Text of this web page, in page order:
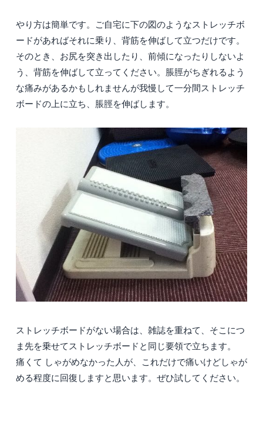
やり方は簡単です。ご自宅に下の図のようなストレッチボ
ードがあればそれに乗り、背筋を伸ばして立つだけです。
そのとき、お尻を突き出したり、前傾になったりしないよ
う、背筋を伸ばして立ってください。脹脛がちぎれるよう
な痛みがあるかもしれませんが我慢して一分間ストレッチ
ボードの上に立ち、脹脛を伸ばします。
ストレッチボードがない場合は、雑誌を重ねて、そこにつ
ま先を乗せてストレッチボードと同じ要領で立ちます。
痛くて しゃがめなかった人が、これだけで痛いけどしゃが
める程度に回復しますと思います。ぜひ試してください。